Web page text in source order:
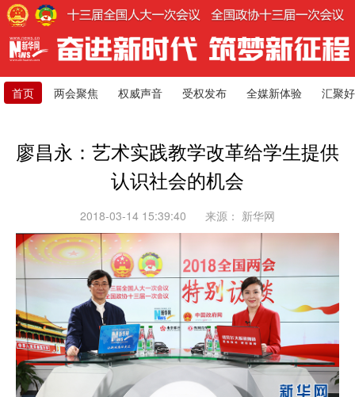
首页 两会聚焦 权威声音 受权发布 全媒新体验 汇聚
廖昌永：艺术实践教学改革给学生提供
认识社会的机会
2018-03-14 15:39:40 来源： 新华网